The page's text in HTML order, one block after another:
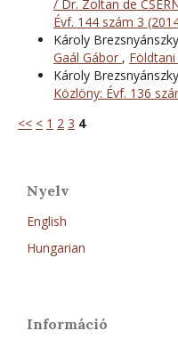
/ Dr. Zoltan de
Évf. 144 szám 3
Károly
Gaál Gábor ,
Károly
Közlöny: Évf. 136
<< < 1 2 3 4
Nyelv
English
Hungarian
Információ